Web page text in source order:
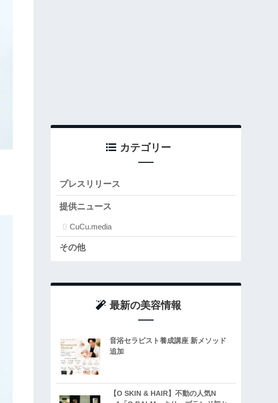
カテゴリー
プレスリリース
提供ニュース
CuCu.media
その他
最新の美容情報
音浴セラピスト養成講座 新メソッド
追加
【O SKIN & HAIR】不動の人気N